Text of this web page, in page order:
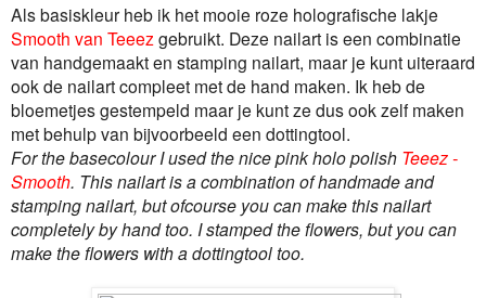
Als basiskleur heb ik het mooie roze holografische lakje
Smooth van Teeez gebruikt. Deze nailart is een combinatie
van handgemaakt en stamping nailart, maar je kunt uiteraard
ook de nailart compleet met de hand maken. Ik heb de
bloemetjes gestempeld maar je kunt ze dus ook zelf maken
met behulp van bijvoorbeeld een dottingtool.
For the basecolour I used the nice pink holo polish Teeez -
Smooth. This nailart is a combination of handmade and
stamping nailart, but ofcourse you can make this nailart
completely by hand too. I stamped the flowers, but you can
make the flowers with a dottingtool too.